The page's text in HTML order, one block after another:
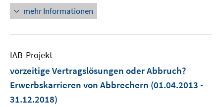
mehr Informationen
IAB-Projekt
vorzeitige Vertragslösungen oder Abbruch?
Erwerbskarrieren von Abbrechern (01.04.2013 -
31.12.2018)